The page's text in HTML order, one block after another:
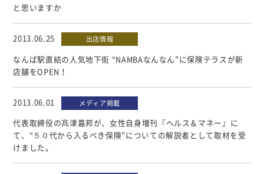
と思いますか
2013.06.25 出店情報
なんば駅直結の人気地下街 “NAMBAなんなん”に保険テラスが新
店舗をOPEN！
2013.06.01 メディア掲載
代表取締役の髙津嘉邦が、女性自身増刊『ヘルス＆マネー』に
て、“５０代から入るべき保険”についての解説者として取材を受
けました。
お客さま本位の業務運営に関する取り組み
個人情報について